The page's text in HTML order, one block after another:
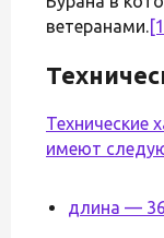
ветеранами.
Технические
имеют
длина —